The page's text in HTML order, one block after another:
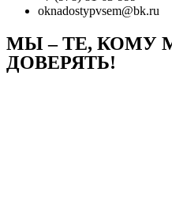
oknadostypvsem@bk.ru
МЫ – ТЕ,
ДОВЕРЯТЬ!